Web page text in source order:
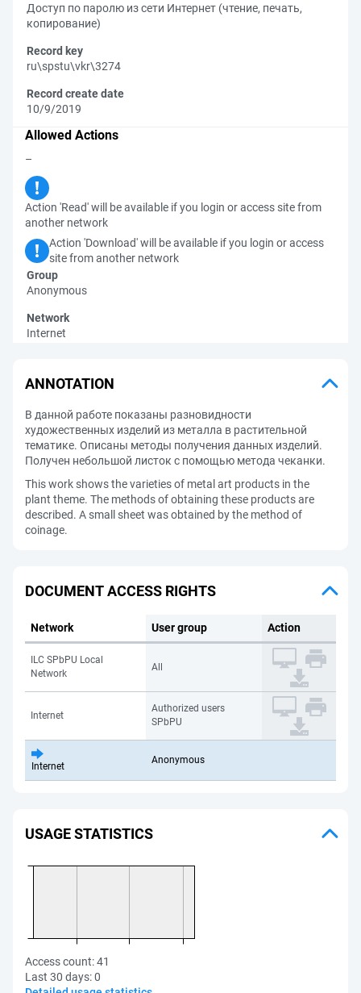
Доступ по паролю из сети Интернет (чтение, печать,
копирование)
Record key
ru\spstu\vkr\3274
Record create date
10/9/2019
Allowed Actions
–
Action 'Read' will be available if you login or access site from
another network
Action 'Download' will be available if you login or access
site from another network
Group
Anonymous
Network
Internet
ANNOTATION
В данной работе показаны разновидности
художественных изделий из металла в растительной
тематике. Описаны методы получения данных изделий.
Получен небольшой листок с помощью метода чеканки.
This work shows the varieties of metal art products in the
plant theme. The methods of obtaining these products are
described. A small sheet was obtained by the method of
coinage.
DOCUMENT ACCESS RIGHTS
Network User group Action
ILC SPbPU Local
Network
All
Internet
Authorized users
SPbPU
Internet
Anonymous
USAGE STATISTICS
Access count:41
Last 30 days:0